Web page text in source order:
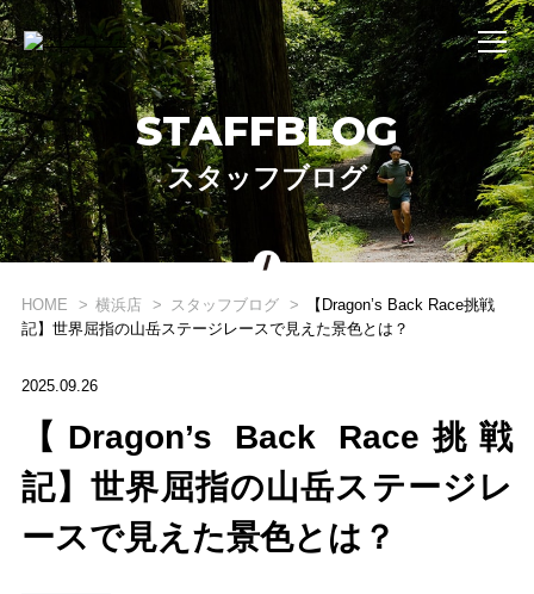
WHAT'S STRIDE LAB ?
STRIDE LABとは？
STAFFBLOG
スタッフブログ
HOME 横浜店 スタッフブログ
【Dragon’s Back Race挑戦
記】世界屈指の山岳ステージレースで見えた景色とは？
2025.09.26
【Dragon’s Back Race挑戦
記】世界屈指の山岳ステージレ
ースで見えた景色とは？